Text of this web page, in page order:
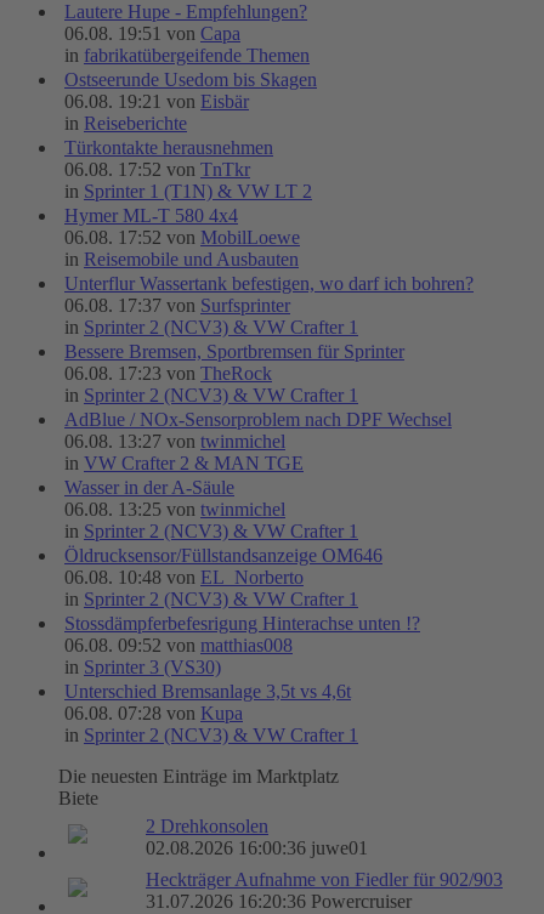
Lautere Hupe - Empfehlungen?
06.08. 19:51 von Capa
in fabrikatübergeifende Themen
Ostseerunde Usedom bis Skagen
06.08. 19:21 von Eisbär
in Reiseberichte
Türkontakte herausnehmen
06.08. 17:52 von TnTkr
in Sprinter 1 (T1N) & VW LT 2
Hymer ML-T 580 4x4
06.08. 17:52 von MobilLoewe
in Reisemobile und Ausbauten
Unterflur Wassertank befestigen, wo darf ich bohren?
06.08. 17:37 von Surfsprinter
in Sprinter 2 (NCV3) & VW Crafter 1
Bessere Bremsen, Sportbremsen für Sprinter
06.08. 17:23 von TheRock
in Sprinter 2 (NCV3) & VW Crafter 1
AdBlue / NOx-Sensorproblem nach DPF Wechsel
06.08. 13:27 von twinmichel
in VW Crafter 2 & MAN TGE
Wasser in der A-Säule
06.08. 13:25 von twinmichel
in Sprinter 2 (NCV3) & VW Crafter 1
Öldrucksensor/Füllstandsanzeige OM646
06.08. 10:48 von EL_Norberto
in Sprinter 2 (NCV3) & VW Crafter 1
Stossdämpferbefesrigung Hinterachse unten !?
06.08. 09:52 von matthias008
in Sprinter 3 (VS30)
Unterschied Bremsanlage 3,5t vs 4,6t
06.08. 07:28 von Kupa
in Sprinter 2 (NCV3) & VW Crafter 1
Die neuesten Einträge im Marktplatz
Biete
2 Drehkonsolen
02.08.2026 16:00:36 juwe01
Heckträger Aufnahme von Fiedler für 902/903
31.07.2026 16:20:36 Powercruiser